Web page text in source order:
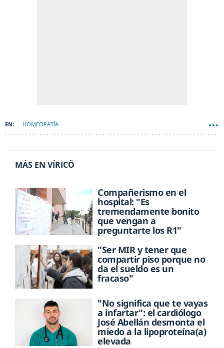
HOMEOPATÍA
MÁS EN VÍRICÖ
Compañerismo en el
hospital: "Es
tremendamente bonito
que vengan a
preguntarte los R1"
"Ser MIR y tener que
compartir piso porque no
da el sueldo es un
fracaso"
"No significa que te vayas
a infartar": el cardiólogo
José Abellán desmonta el
miedo a la lipoproteína(a)
elevada